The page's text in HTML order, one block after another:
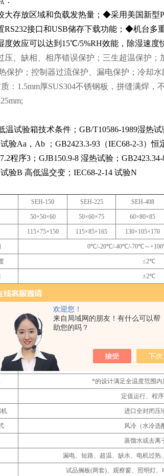
欢迎您！
来自局域网的朋友！有什么可以帮
助您的吗？
存放区域和负载发热量；◆采用美国新型
接口和USB储存下载功能； ◆机台多
效应可以达到15℃/5%RH效能，除湿速度
压、缺相、相序错误保护；三生超温保护
保护；控制器过流保护、漏电保护；冷却
：1.5mm厚SUS304不锈钢板，拼缝满焊
温试验箱技术条件；GB/T10586-1989湿热试
验Aa，Ab ； GB2423.3-93（IEC68-2-3）恒
程序3； GJB150.9-8 湿热试验；
验B 高低温交变；IEC68-2-14 试验N
SEH-150 SEH-225 SEH-408
50×50×60 50×60×75 60×80×85
115×75×150 115×85×165 130×105×170
0℃/-20℃/-40℃/-70℃～
≤2℃
±2℃
≤1℃（≤±0.5℃,按GB/
+20℃～-20℃/30min/ +20℃～-40℃/
±3%(＞75%RH),
中文彩色触摸屏+ PLC控制器
*的设计满足全温度范围
定值运行、程
进口全封闭压
风冷（水冷选
蒸馏水或去离
漏电、短路、超温、缺水、电机过热
试品搁板(两套)、观察窗、照明灯、